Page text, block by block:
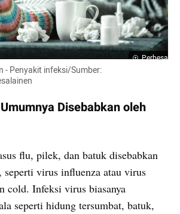
Perbesar
- Penyakit infeksi/Sumber:
Disebabkan oleh
flu, pilek, dan batuk disebabkan
virus influenza atau virus
cold. Infeksi virus biasanya
seperti hidung tersumbat, batuk,